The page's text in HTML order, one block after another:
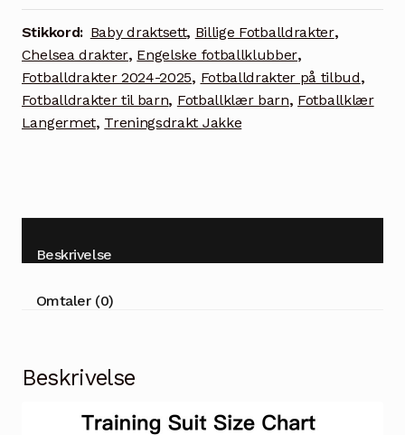
-
Rosa
antall
Stikkord: Baby draktsett, Billige Fotballdrakter,
Chelsea drakter, Engelske fotballklubber,
Fotballdrakter 2024-2025, Fotballdrakter på tilbud,
Fotballdrakter til barn, Fotballklær barn, Fotballklær
Langermet, Treningsdrakt Jakke
Beskrivelse
Omtaler (0)
Beskrivelse